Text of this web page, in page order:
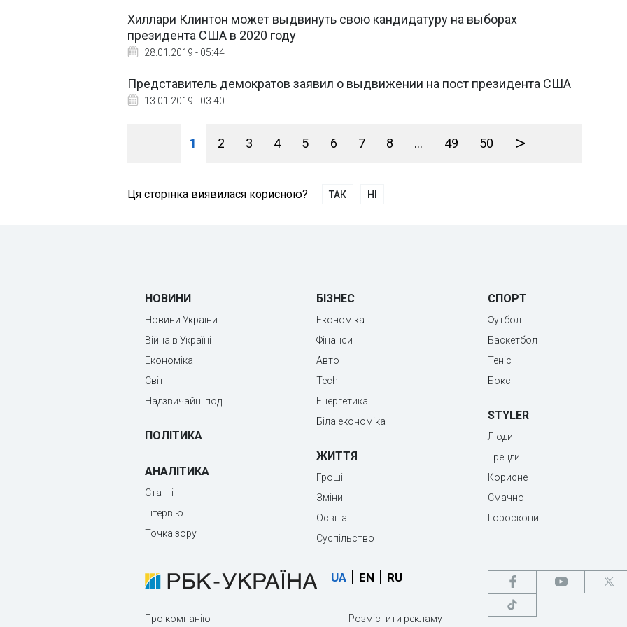
Хиллари Клинтон может выдвинуть свою кандидатуру на выборах
президента США в 2020 году
28.01.2019 - 05:44
Представитель демократов заявил о выдвижении на пост президента США
13.01.2019 - 03:40
1 2 3 4 5 6 7 8 ... 49 50 >
Ця сторінка виявилася корисною? ТАК НІ
НОВИНИ
Новини України
Війна в Україні
Економіка
Світ
Надзвичайні події
ПОЛІТИКА
АНАЛІТИКА
Статті
Інтерв'ю
Точка зору
БІЗНЕС
Економіка
Фінанси
Авто
Tech
Енергетика
Біла економіка
ЖИТТЯ
Гроші
Зміни
Освіта
Суспільство
СПОРТ
Футбол
Баскетбол
Теніс
Бокс
STYLER
Люди
Тренди
Корисне
Смачно
Гороскопи
UA EN RU
Про компанію Розмістити рекламу